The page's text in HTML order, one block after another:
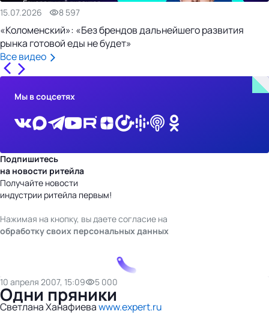
15.07.2026 8 597
«Коломенский»: «Без брендов дальнейшего развития
рынка готовой еды не будет»
Все видео
Мы в соцсетях
Подпишитесь
на новости ритейла
Получайте новости
индустрии ритейла первым!
Нажимая на кнопку, вы даете согласие на
обработку своих персональных данных
10 апреля 2007, 15:09 5 000
Одни пряники
Светлана Ханафиеваwww.expert.ru